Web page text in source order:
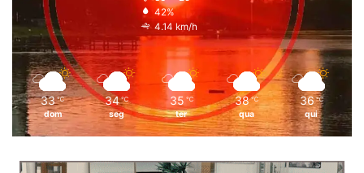
42%
4.14 km/h
33 ℃
dom
34 ℃
seg
35 ℃
ter
38 ℃
qua
36 ℃
qui